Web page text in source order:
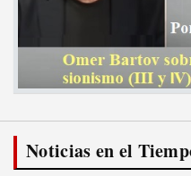
Noticias en el